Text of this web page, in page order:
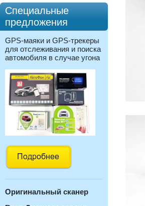
Специальные
предложения
GPS-маяки и GPS-трекеры
для отслеживания и поиска
автомобиля в случае угона
Оригинальный сканер